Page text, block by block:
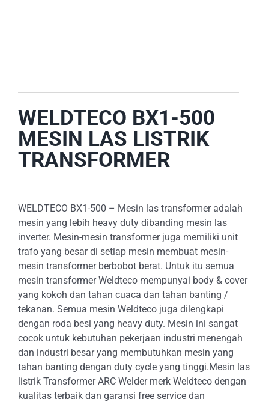
FOR:
WELDTECO BX1-500
MESIN LAS LISTRIK
TRANSFORMER
WELDTECO BX1-500 – Mesin las transformer adalah
mesin yang lebih heavy duty dibanding mesin las
inverter. Mesin-mesin transformer juga memiliki unit
trafo yang besar di setiap mesin membuat mesin-
mesin transformer berbobot berat. Untuk itu semua
mesin transformer Weldteco mempunyai body & cover
yang kokoh dan tahan cuaca dan tahan banting /
tekanan. Semua mesin Weldteco juga dilengkapi
dengan roda besi yang heavy duty. Mesin ini sangat
cocok untuk kebutuhan pekerjaan industri menengah
dan industri besar yang membutuhkan mesin yang
tahan banting dengan duty cycle yang tinggi.Mesin las
listrik Transformer ARC Welder merk Weldteco dengan
kualitas terbaik dan garansi free service dan